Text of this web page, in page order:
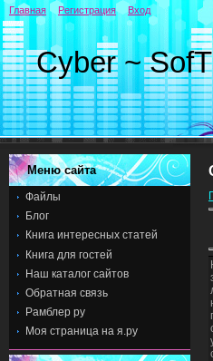
Cyber ~ SofT
Главная Регистрация Вход
Меню сайта
Файлы
Блог
Книга интересных статей
Книга для гостей
Наш каталог сайтов
Обратная связь
Рамблер ру
Моя страница на я.ру